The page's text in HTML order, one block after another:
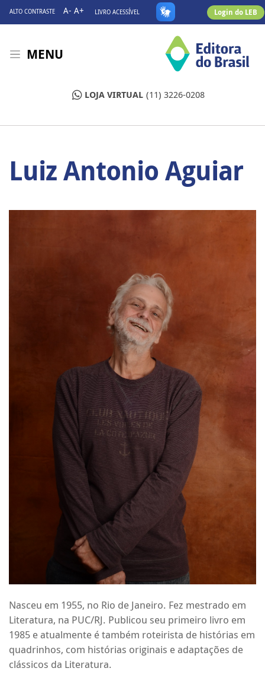
ALTO CONTRASTE A- A+ LIVRO ACESSÍVEL Login do LEB
MENU
LOJA VIRTUAL (11) 3226-0208
Luiz Antonio Aguiar
Nasceu em 1955, no Rio de Janeiro. Fez mestrado em
Literatura, na PUC/RJ. Publicou seu primeiro livro em
1985 e atualmente é também roteirista de histórias em
quadrinhos, com histórias originais e adaptações de
clássicos da Literatura.